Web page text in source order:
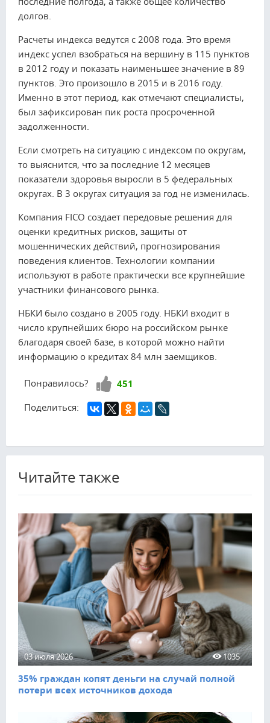
долгов.
Расчеты индекса ведутся с 2008 года. Это время
индекс успел взобраться на вершину в 115 пунктов
в 2012 году и показать наименьшее значение в 89
пунктов. Это произошло в 2015 и в 2016 году.
Именно в этот период, как отмечают специалисты,
был зафиксирован пик роста просроченной
задолженности.
Если смотреть на ситуацию с индексом по округам,
то выяснится, что за последние 12 месяцев
показатели здоровья выросли в 5 федеральных
округах. В 3 округах ситуация за год не изменилась.
Компания FICO создает передовые решения для
оценки кредитных рисков, защиты от
мошеннических действий, прогнозирования
поведения клиентов. Технологии компании
используют в работе практически все крупнейшие
участники финансового рынка.
НБКИ было создано в 2005 году. НБКИ входит в
число крупнейших бюро на российском рынке
благодаря своей базе, в которой можно найти
информацию о кредитах 84 млн заемщиков.
Понравилось? Нравится!
451
Поделиться:
Читайте также
03 июля 2026 1035
35% граждан копят деньги на случай полной
потери всех источников дохода